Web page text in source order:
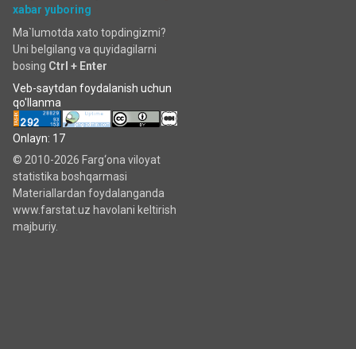
xabar yuboring
Ma`lumotda xato topdingizmi?
Uni belgilang va quyidagilarni
bosing Ctrl + Enter
Veb-saytdan foydalanish uchun
qo'llanma
Onlayn: 17
© 2010-2026 Farg‘ona viloyat
statistika boshqarmasi
Materiallardan foydalanganda
www.farstat.uz havolani keltirish
majburiy.